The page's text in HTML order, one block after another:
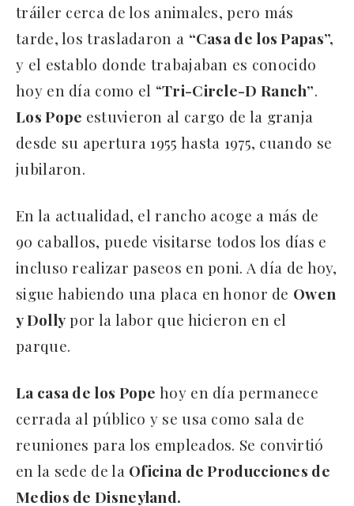
tráiler cerca de los animales, pero más
tarde, los trasladaron a “Casa de los Papas”,
y el establo donde trabajaban es conocido
hoy en día como el “Tri-Circle-D Ranch”.
Los Pope estuvieron al cargo de la granja
desde su apertura 1955 hasta 1975, cuando se
jubilaron.
En la actualidad, el rancho acoge a más de
90 caballos, puede visitarse todos los días e
incluso realizar paseos en poni. A día de hoy,
sigue habiendo una placa en honor de Owen
y Dollypor la labor que hicieron en el
parque.
La casa de los Pope hoy en día permanece
cerrada al público y se usa como sala de
reuniones para los empleados. Se convirtió
en la sede de la Oficina de Producciones de
Medios de Disneyland.